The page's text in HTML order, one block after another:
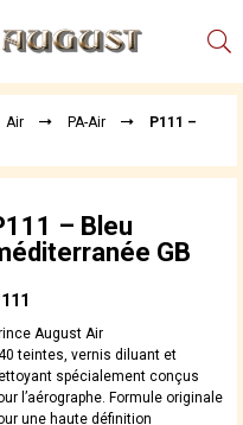
Air PA-Air
P111 –
– Bleu
GB
August Air
teintes, vernis diluant et
spécialement conçus
l’aérographe. Formule originale
une haute définition